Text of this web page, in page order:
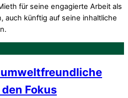
für seine engagierte Arbeit als
auch künftig auf seine inhaltliche
Fokus